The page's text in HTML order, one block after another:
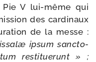
Pie V lui-​même qui
des car­di­naux
de la messe :
ipsum sanc­to­
res­ti­tue­runt » ;